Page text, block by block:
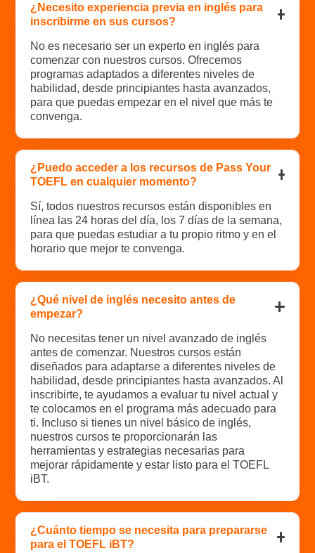
¿Necesito experiencia previa en inglés para
inscribirme en sus cursos?
No es necesario ser un experto en inglés para
comenzar con nuestros cursos. Ofrecemos
programas adaptados a diferentes niveles de
habilidad, desde principiantes hasta avanzados,
para que puedas empezar en el nivel que más te
convenga.
¿Puedo acceder a los recursos de Pass Your
TOEFL en cualquier momento?
Sí, todos nuestros recursos están disponibles en
línea las 24 horas del día, los 7 días de la semana,
para que puedas estudiar a tu propio ritmo y en el
horario que mejor te convenga.
¿Qué nivel de inglés necesito antes de
empezar?
No necesitas tener un nivel avanzado de inglés
antes de comenzar. Nuestros cursos están
diseñados para adaptarse a diferentes niveles de
habilidad, desde principiantes hasta avanzados. Al
inscribirte, te ayudamos a evaluar tu nivel actual y
te colocamos en el programa más adecuado para
ti. Incluso si tienes un nivel básico de inglés,
nuestros cursos te proporcionarán las
herramientas y estrategias necesarias para
mejorar rápidamente y estar listo para el TOEFL
iBT.
¿Cuánto tiempo se necesita para prepararse
para el TOEFL iBT?